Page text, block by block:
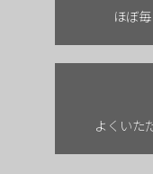
ほぼ
よくいた